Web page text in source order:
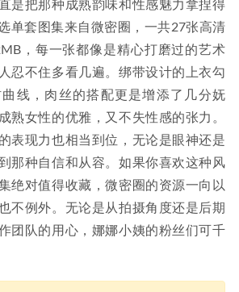
是把那种成熟韵味和性感魅力拿捏得
单套图集来自微密圈，一共27张高清
，每一张都像是精心打磨过的艺术
忍不住多看几遍。绑带设计的上衣勾
线，肉丝的搭配更是增添了几分妩
熟女性的优雅，又不失性感的张力。
表现力也相当到位，无论是眼神还是
那种自信和从容。如果你喜欢这种风
绝对值得收藏，微密圈的资源一向以
不例外。无论是从拍摄角度还是后期
团队的用心，娜娜小姨的粉丝们可千